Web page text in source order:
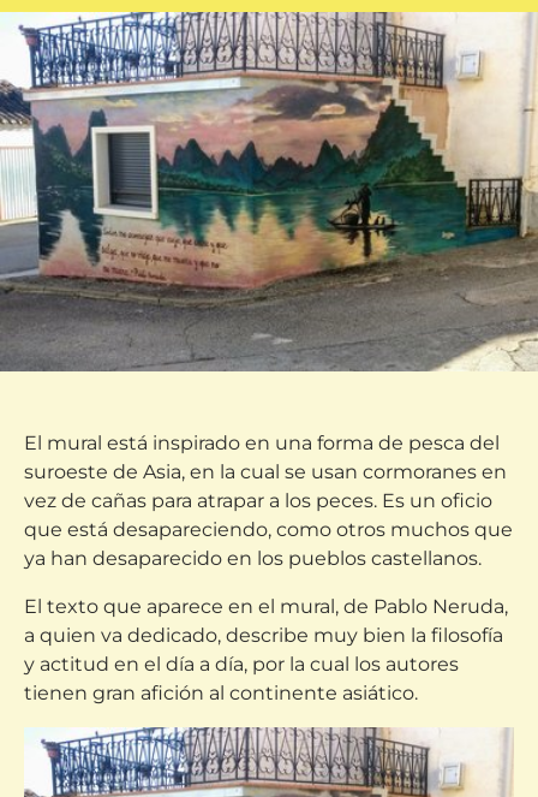
El mural está inspirado en una forma de pesca del
suroeste de Asia, en la cual se usan cormoranes en
vez de cañas para atrapar a los peces. Es un oficio
que está desapareciendo, como otros muchos que
ya han desaparecido en los pueblos castellanos.
El texto que aparece en el mural, de Pablo Neruda,
a quien va dedicado, describe muy bien la filosofía
y actitud en el día a día, por la cual los autores
tienen gran afición al continente asiático.